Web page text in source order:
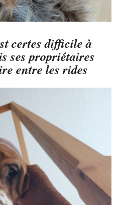
certes difficile à
ses propriétaires
entre les rides